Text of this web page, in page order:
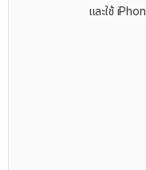
และใช้